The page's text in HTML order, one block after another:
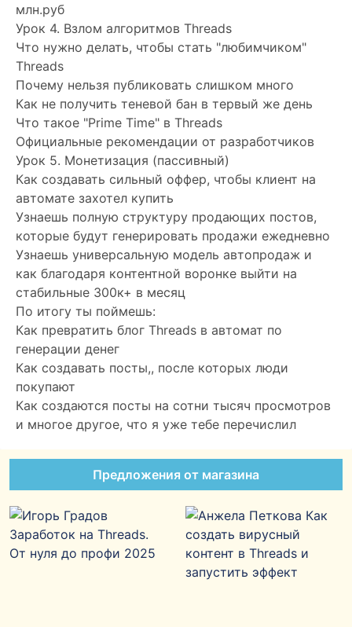
млн.руб
Урок 4. Взлом алгоритмов Threads
Что нужно делать, чтобы стать "любимчиком"
Threads
Почему нельзя публиковать слишком много
Как не получить теневой бан в тервый же день
Что такое "Prime Time" в Threads
Официальные рекомендации от разработчиков
Урок 5. Монетизация (пассивный)
Как создавать сильный оффер, чтобы клиент на
автомате захотел купить
Узнаешь полную структуру продающих постов,
которые будут генерировать продажи ежедневно
Узнаешь универсальную модель автопродаж и
как благодаря контентной воронке выйти на
стабильные 300к+ в месяц
По итогу ты поймешь:
Как превратить блог Threads в автомат по
генерации денег
Как создавать посты,, после которых люди
покупают
Как создаются посты на сотни тысяч просмотров
и многое другое, что я уже тебе перечислил
Предложения от магазина